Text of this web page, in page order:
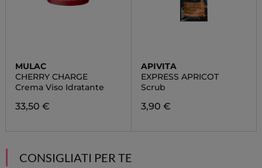
MULAC
CHERRY CHARGE
Crema Viso Idratante
33,50 €
APIVITA
EXPRESS APRICOT
Scrub
3,90 €
CONSIGLIATI PER TE